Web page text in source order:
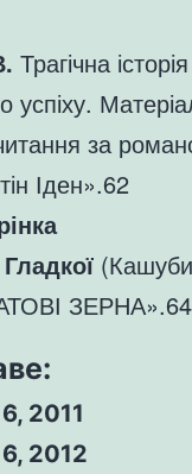
Трагічна історія
успіху.
за
Іден».62
ЗЕРНА».64
2011
2012